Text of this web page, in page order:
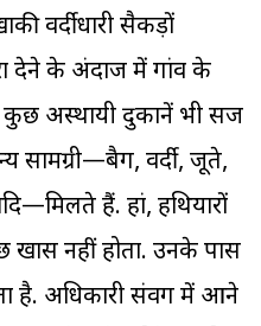
वर्दीधारी सैकड़ों
देने के अंदाज में गांव के
अस्थायी दुकानें भी सज
सामग्री—बैग, वर्दी, जूते,
हैं. हां, हथियारों
नहीं होता. उनके पास
है. अधिकारी संवर्ग में आने